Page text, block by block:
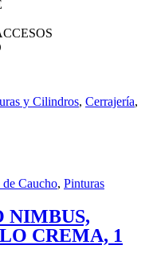
y Cilindros, Cerrajería,
de Caucho, Pinturas
NIMBUS,
CREMA, 1